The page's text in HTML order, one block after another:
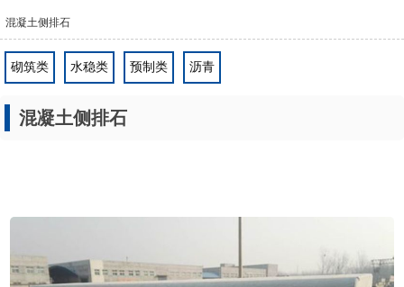
混凝土侧排石
砌筑类 水稳类 预制类 沥青
混凝土侧排石